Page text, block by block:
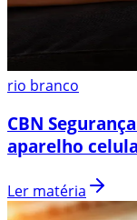
rio branco
CBN
aparelho
Ler matéria